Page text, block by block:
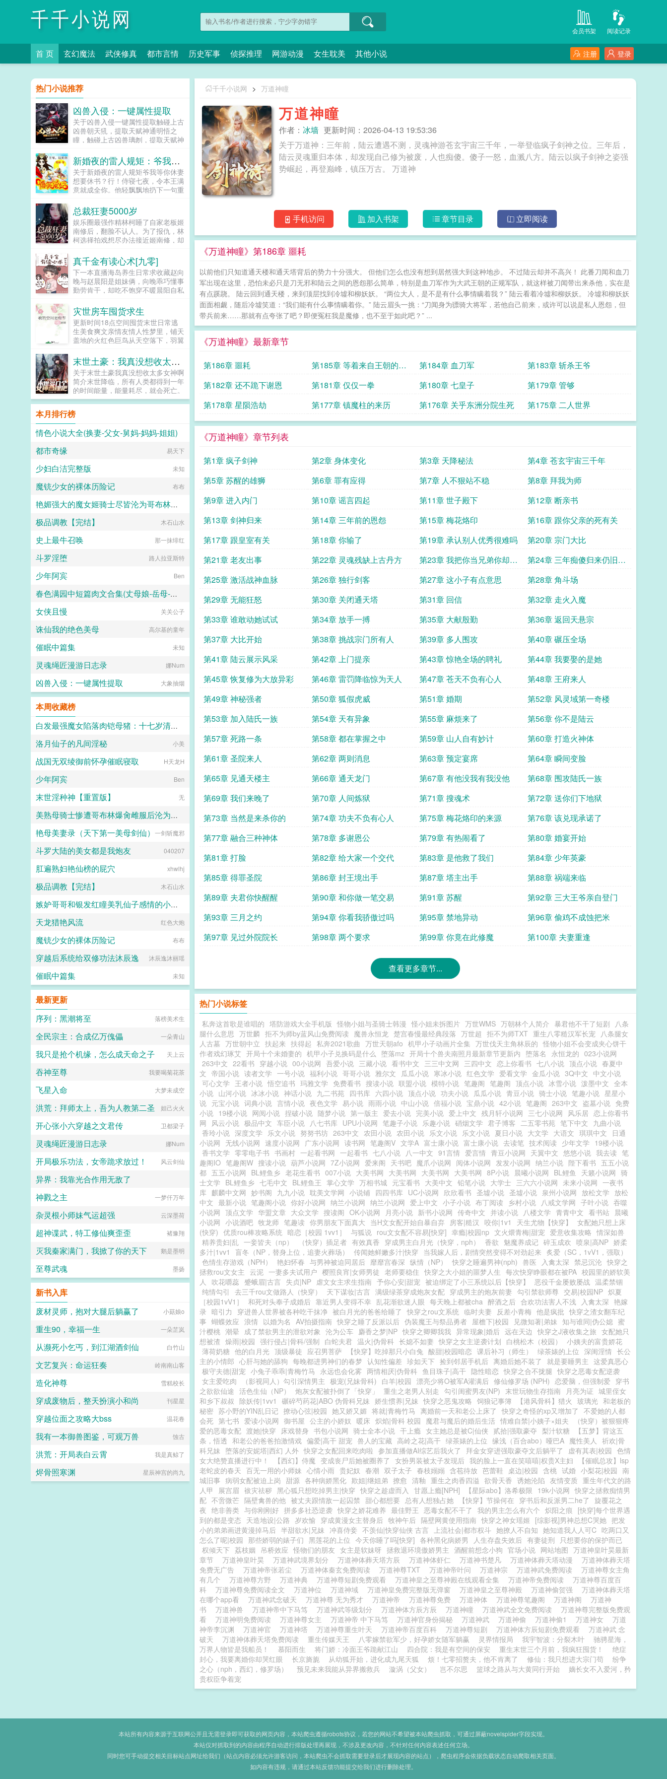
千千小说网 阅读记录
会员书架
首 页 玄幻魔法 武侠修真 都市言情 历史军事 侦探推理 网游动漫 女生耽美 其他小说 登录
注册
千千小说网 > 万道神瞳
万道神瞳
作者： 冰墙 更新时间：2026-04-13 19:53:36
关于万道神：三年前，陆云遭遇不测，灵魂神游苍玄宇宙三千年，一举登临疯子剑神之位。三年后，
陆云灵魂重归本体，却发现自己修为被废，人也痴傻。傻子一怒，血溅八方。陆云以疯子剑神之姿强
势崛起，再登巅峰，镇压万古。 万道神
手机访问 加入书架 章节目录 立即阅读
《万道神瞳》第186章 噩耗
以前他们只知道通天楼和通天塔背后的势力十分强大。 但他们怎么也没有想到居然强大到这种地步。 不过陆云却并不高兴！ 此番刀闻和血刀
军出现在这里，恐怕未必只是刀无邪和陆云之间的恩怨那么简单，特别是血刀军作为大武王朝的正规军队，就这样被刀闻带出来杀他，实在是
有点蹊跷。 陆云回到通天楼，来到顶层找到冷墟和柳妖妖。 “两位大人，是不是有什么事情瞒着我？” 陆云看着冷墟和柳妖妖。 冷墟和柳妖妖
面面相觑，随后冷墟笑道：“我们能有什么事情瞒着你。” 陆云眉头一挑：“刀闻身为骠骑大将军，若他自己前来，或许可以说是私人恩怨，但
带兵前来……那就有点夸张了吧？即便冤枉我是魔修，也不至于如此吧？” ...
《万道神瞳》最新章节
第186章 噩耗
第185章 等着来自王朝的怒
火
第184章 血刀军
第183章 斩杀王爷
第182章 还不跪下谢恩
第181章 仅仅一拳 第180章 七皇子
第179章 管够
第178章 星陨浩劫
第177章 镇魔柱的来历 第176章 关乎东洲分院生死 第175章 二人世界
《万道神瞳》章节列表
第1章 疯子剑神 第2章 身体变化 第3章 天降秘法
第4章 苍玄宇宙三千年
第5章 苏醒的雄狮
第6章 罪有应得 第7章 人不狠站不稳
第8章 拜我为师
第9章 进入内门
第10章 谣言四起 第11章 世子殿下
第12章 断亲书
第13章 剑神归来
第14章 三年前的恩怨 第15章 梅花烙印
第16章 跟你父亲的死有关
第17章 跟皇室有关
第18章 你输了 第19章 承认别人优秀很难吗
第20章 宗门大比
第21章 老友出事
第22章 灵魂残缺上古丹方
第23章 我把你当兄弟你却要
做我的师爷
第24章 三年痴傻归来仍旧是
烈阳
第25章 激活战神血脉 第26章 独行剑客 第27章 这小子有点意思
第28章 角斗场
第29章 无能狂怒
第30章 关闭通天塔 第31章 回信
第32章 走火入魔
第33章 谁敢动她试试
第34章 放手一搏 第35章 大献殷勤
第36章 返回天悬宗
第37章 大比开始
第38章 挑战宗门所有人 第39章 多人围攻
第40章 碾压全场
第41章 陆云展示风采
第42章 上门提亲 第43章 惊艳全场的聘礼
第44章 我要娶的是她
第45章 恢复修为大放异彩
第46章 雷罚降临惊为天人 第47章 苍天不负有心人
第48章 王府来人
第49章 神秘强者
第50章 狐假虎威 第51章 婚期
第52章 风灵域第一奇楼
第53章 加入陆氏一族
第54章 天有异象 第55章 麻烦来了
第56章 你不是陆云
第57章 死路一条
第58章 都在掌握之中 第59章 山人自有妙计
第60章 打造火神体
第61章 圣院来人
第62章 两则消息 第63章 预定宴席
第64章 瞬间变脸
第65章 见通天楼主
第66章 通天龙门 第67章 有他没我有我没他
第68章 围攻陆氏一族
第69章 我们来晚了
第70章 人间炼狱 第71章 搜魂术
第72章 送你们下地狱
第73章 当然是来杀你的
第74章 功夫不负有心人 第75章 梅花烙印的来源
第76章 该兑现承诺了
第77章 融合三种神体
第78章 多谢恩公 第79章 有热闹看了
第80章 婚宴开始
第81章 打脸
第82章 给大家一个交代 第83章 是他救了我们
第84章 少年英豪
第85章 得罪圣院
第86章 封王境出手 第87章 塔主出手
第88章 祸端来临
第89章 夫君你快醒醒
第90章 和你做一笔交易 第91章 苏醒
第92章 三大王爷亲自登门
第93章 三月之约
第94章 你看我骄傲过吗 第95章 禁地异动
第96章 偷鸡不成蚀把米
第97章 见过外院院长
第98章 两个要求 第99章 你竟在此修魔 第100章 夫妻重逢
查看更多章节...
热门小说标签
私奔这首歌是谁唱的 塔防游戏大全手机版 怪物小姐与圣骑士韩漫 怪小姐未拆图片 万世WMS 万朝林个人简介 暴君他不干了短剧
八条
腿什么意思 万世麟 拒不为师by蓝风山免费阅读 魔兽永恒龙 楚宫春慢最经典段落 万世超 拒不为师TXT 重生八零糙汉军长宠 八条腿女
人古墓 万世朝中立 扶起来 扶得起 私奔2021歌曲 万世天朝afo 机甲小子动画片全集 万世伐天主角林辰的 怪物小姐不会变成夹心饼干
作者戏幻琢艾 开局十个未婚妻的 机甲小子兑换码是什么 堕落mz 开局十个兽夫南照月最新章节更新内 堕落名 永恒龙的 023小说网
263中文 22看书 穿越小说 00小说网 吾爱小说 三藏小说 看书中文 三三中文网 三四中文 恋上你看书 七八小说 顶点小说 春夏中
文 帝国小说 读者文学 一号小说 福利小说 哥哥小说 雅尔文 瓜瓜小说 寒冰小说 红色文学 爱看文学 金瓜小说 3Q中文 中文小说
可心文学 王者小说 悟空追书 玛雅文学 免费看书 搜读小说 联盟小说 模特小说 笔趣阁 笔趣阁 顶点小说 冰雪小说 泼墨中文 全本
小说 山河小说 冰冰小说 神话小说 九二书苑 四书库 六四小说 顶点小说 功夫小说 瓜瓜小说 青豆小说 骑士小说 笔趣小说 星星小
说 元宝小说 词典小说 言情小说 夜色文学 易小说 雨雨小说 中山小说 倍福小说 宝鼎小说 42小说 笔趣阁 263中文 盗墓小说 免费
小说 19楼小说 网阅小说 捏破小说 随梦小说 第一版主 爱去小说 完美小说 爱上中文 残月轩小说网 三七小说网 风乐居 恋上你看书
网
风云小说 极品中文 车臣小说 八七书库 UPU小说网 笔趣子小说 乐趣小说 硝烟文学 君子博客 二五零书苑 笔下中文 九曲小说
香玲小说 深度文学 乐文小说 努努书坊 263中文 农田小说 农田小说 乐文小说 乐文小说 夏日小说 大文学 大语文 琪琪中文
日通
小说网 无线小说网 速度小说网 广东小说网 读书网 笔趣阁V 文学A 富士康小说 富士康小说 去读笔 技术阅读 少年文学 19楼小说
香书文学 零零电子书 书画村 一起看书网 一起看书 七八小说 八一中文 91言情 爱言情 青豆小说网 天翼中文 悠悠小说 我去读 笔
趣阁IO 笔趣阁W 搜读小说 葫芦小说网 7Z小说网 爱来阁 天书吧 魔爪小说网 阅体小说网 发发小说网 纳兰小说 陛下看书 五五小说
都 五五小说网 BL鲤鱼乡 老花生看书 007小说 大美书网 大美书网 大美书网 大美书网 8P小说 晨曦小说网 BL鲤鱼 天籁小说网 骑
士文学 BL鲤鱼乡 七毛中文 BL鲤鱼王 掌心文学 万相书城 元宝看书 大美中文 铅笔小说 大学士 三六六小说网 未来小说网 一夜书
库 麒麟中文网 妙书阁 九九小说 耽美文学网 小说铺 四四书库 UC小说网 欣欣看书 圣墟小说 圣墟小说 泉州小说网 放松文学 放松
中文 最新小说 笔趣阁小说 你好小说网 纳兰小说网 纳兰小说网 爱上中文 小子小说 布丁阅读 乡村小说 八戒文学网 子叶小说 吞噬
小说网 顶点文学 华盟文章 大众文学 搜读阁 OK小说网 月亮小说 新书小说网 传奇中文 并读小说 八楼文学 青青中文 看书站 晨曦
小说网 小说酒吧 牧龙师 笔趣读 你男朋友下面真大 当H文女配开始自暴自弃 房客|糙汉 咬你|1v1 天生尤物【快穿】
女配她只想上床
(快穿) 优质rou棒攻略系统 暗恋［校园 1vv1］ 与狐说 rou文女配不容易[快穿] 幸瘾|校园np 文火煨青梅|甜宠 爱意收集攻略 情深如兽
精养贵妇|乱 一妾皆夫（np） （快穿）插足者 有效真香 穿成男主白月光（快穿，nph） 香欲 魅魔养成记 碎玉成欢 喷泉|高NP 娇柔
多汁|1vv1
盲冬（NP，替身上位，追妻火葬场） 传闻她鲜嫩多汁|快穿 当我嫁人后，剧情突然变得不对劲起来 炙爱（SC，1vV1，强取）
色情生存游戏（NPH）
艳妇怀春 与男神被迫同居后 靡靡宫春深 纵情（NP） 快穿之睡遍男神(nph) 兽医 入禽太深 禁忌沉沦 快穿之
拯救rou文女主 云泥 一妻多夫试用户 樱照良宵|女师男徒 老师要稳住 快穿之大小姐的噩梦人生 每次快穿睁眼都在被PA 校园里的娇软美
人
吹花嚼蕊 蹙蛾眉|古言 失贞|NP 虐文女主求生指南 予你心安|甜宠 被迫绑定了小三系统以后【快穿】 恶役千金屡败屡战 温柔禁锢
纯情勾引
去三千rou文做路人（快穿） 天下谋妆|古言 满级绿茶穿成炮灰女配 穿成男主的炮灰前妻 勾引禁欲师尊 交易|校园NP 炽夏
［校园1vV1］
和死对头奉子成婚后 靠近男人变得不幸 乱花渐欲迷人眼 每天晚上都被cha 醉酒之后 合欢功法害人不浅 入禽太深 艳嫁
录 暗引力 穿进兽人世界被各种吃干抹净 被白月光的爸爸给睡了 快穿之rou文系统 临时夫妻 反差小青梅 他是疯批 快穿之渣女翻车纪
事 蝴蝶效应 浪情 以婚为名 AV拍摄指南 快穿之睡了反派以后 伪装魔王与祭品勇者 屋檐下|校园 见微知著|弟妹 知与谁同|伪公媳 蜜
汁樱桃 潮晕 成了禁欲男主的泄欲对象 沦为公车 麝香之梦|NP 快穿之卿卿我我 异常现象|婚后 远在天边 快穿之J液收集之旅 女配她只
想被渣 燥雨|校园 强行侵占|骨科/强制 白蛇夫君 温火|伪骨科 长媳不如妻 快穿之女主逆袭计划 白桃松木（校园）
小姨夫的富贵娇花
薄荷奶糖 他的白月光 顶级暴徒 应召男菩萨 【快穿】吃掉那只小白兔 酸甜|校园暗恋 课后补习（师生） 绿茶婊的上位 深闺淫情 长公
主的小情郎 心肝与她的舔狗 每晚都进男神们的春梦 认知性偏差 珍如天下 捡到邻居手机后 离婚后她不装了 就是要睡男主 这爱真恶心
极守夫德|甜宠 小兔子乖乖|青梅竹马 永远也会化雾 两情相厌|伪骨科 鱼目珠子|高干 隐性暗恋 快穿之合不拢腿 快穿之恶毒女配逆袭
女主爱吃肉
（影视同人）勾引深情男主 极宠(兄妹骨科) 白羊|校园 漂亮少将O被军A灌满后 修仙修罗场 (NPH) 恋爱脑，但强制爱 穿书
之欲欲仙途 活色生仙（NP） 炮灰女配被扑倒了「快穿」 重生之老男人别走 勾引闺蜜男友(NP) 末世玩物生存指南 月亮为证 城里侄女
和乡下叔叔 除妖传|1vv1 碾碎芍药花|ABO 伪骨科兄妹 娇生惯养|兄妹 快穿之恶鬼攻略 饲狼记事簿 【港风骨科】猎火 玻璃光 和老板的
秘密 苏小野的YIN乱日记 撩动心弦|校园 她又娇又媚 将就|青梅竹马 离婚前一天和老公上床了 快穿之奇怪的xp又增加了 不爱她的人都
会死 第七书 爱读小说网 御书屋 公主的小娇奴 暖床 炽焰|骨科 校园 魔君与魔后的婚后生活 情难自禁|小姨子×姐夫
（快穿）被狠狠疼
爱的恶毒女配 渡她|快穿 床戏替身 书包小说网 骑士全本小说 干上瘾 女主她总是被C|仙侠 贰拾|强取豪夺 梨汁软糖
【五梦】背这五
条，悟透 和老公的爸爸拍激情戏 偏爱|高干 甜宠 兽人的宝藏 高岭之花|高干 绿茶婊的上位 缘浅（百合abo）哑巴A 魔性美人 祈欢|骨
科兄妹 堕落的安妮塔|西幻 人外 快穿之女配回来吃肉啦 参加直播做AI综艺后我火了 拜金女穿进强取豪夺文后躺平了 虚有其表|校园 色情
女大绝赞直播进行中！
【西幻】侍魔 变成丧尸后她被圈养了 女扮男装被太子发现后 我的脸上一直在笑嘻嘻|权贵X主妇
【催眠总攻】lsp
老蛇皮的春天 百无一用的小师妹 心情小雨 贵妃奴 春潮 双子太子 春枝嫋嫋 含苞待放 芭蕾鞋 桌边|校园 含桃 试婚 小梨花|校园 南
城旧事 病弱女配被迫上岗 甜源 各种病娇黑化 欺姐|继姐弟 撩愈 清釉 重生之肉香四溢 欲骨天香 诱她沦陷 友情变质 重生年代文的路
人甲
展宫眉 袚灾祛秽 黑心狐只想吃掉男主|快穿 快穿之趁虚而入 甘愿上瘾[NPH] 【星际abo】洛希极限 19k小说网 快穿之拯救痴情男
配 不啻微芒 隔壁禽兽的他 被丈夫跟情敌一起囚禁 甜心都想要 总有人想独占她 【快穿】节操何在 穿书后和反派男二he了 旋覆花之
夜 绝非善类 与你刚刚好 拼多多社恐逆袭 快穿之娇花难养 最佳野王 恶毒女配不干了 我的男主怎么有六个 炽阳之痕 [快穿]每个世界遇
到的都是变态 天造地设|公路 岁欢愉 穿成黄漫女主替身后 牧神午后 隔壁网黄使用指南 快穿之神女瑶姬 [综影视]男神总想C哭她 把发
小的弟弟画进黄漫掉马后 半甜欲水|兄妹 冲喜侍妾 不羡仙|快穿仙侠 古言 上流社会|都市权斗 她撩人不自知 她知道我人人可C 吃两口又
怎么了呢|校园 那些娇弱的婊子们 黑莲花的上位 今天你睡了吗[快穿] 各种黑化病娇男 人生存盘失效后 有妻徒刑
只想要你的保护而已
权倾天下 荔枝姻 吊桥效应 怪物们的朋友 女主是软妹呀 拯救退环境傲娇男主 酒醒前想念小狗 官场小说 网站地图 万道神皇叶昊最新
章节
万道神皇叶昊 万道神武境界划分 万道神体葬天塔方辰 万道神体虾仁 万道神书楚凡 万道神体葬天塔动漫
万道神体葬天塔
免费无广告
万道神帝张若尘 万道神体秦玄免费阅读 万道神尊TXT 万道神帝叶问 万道神宗 万道神武免费阅读
万道神尊女主角
有几个
万道神尊方野 万道神典 万道神尊短剧免费观看 万道神皇之至尊神殿在线观看全集 万道神帝免费阅读
万道神尊百度百
科
万道神尊免费阅读全文 万道神位 万道神域 万道神皇免费完整版无弹窗 万道神皇之至尊神殿 万道神偷贺强
万道神体葬天塔
在哪个app看
万道神武念破天 万道神尊 无为秀才 万道神帝 万道神尊免费 万道神体 万道神尊笔趣阁 万道神阁
万道神
书
万道神兽 万道神帝中下马笃 万道神武等级划分 万道神体方辰方辰 万道神瞳 万道神武全文免费阅读
万道神尊完整版免费观
看
万道神明免费阅读 万道神尊女主 万道神帝 中下马笃 万道神官身份揭秘 万道神武 万道神偷 万道神偷1 万道神女
万道
神帝李沉渊
万道神官 万道神塔 万道神尊重生叶天 万道神帝百度百科 万道神尊短剧 万道神体方辰短剧免费观看
万道神武 念
破天
万道神体葬天塔免费阅读 重生传媒天王 八零嫁禁欲军少，好孕娇女随军躺赢 灵界情报局 我宇智波：分裂木叶
驰骋星海，
万界人物皆是我船员！
慕阳而生 将门娇：冷面王爷跪献江山 四合院：我是有空间的保安 重生末世三个月前，我疯狂囤货！
绝症
封心，我要离婚你却哭红眼
长京旖旎 从幼狐开始，进化成九尾天狐 烦！七零招赘夫，他不肯离了 修仙：我只想进大宗门苟
纷争
之心（nph，西幻，修罗场）
预见未来我能从异界搬救兵 漩涡（父女） 岂不尔思 篮球之路从与大黄同行开始
嫡长女不入爱河，矜
贵权臣争着宠
热门小说推荐
凶兽入侵：一键属性提取
关于凶兽入侵一键属性提取触碰上古
凶兽朝天犼，提取天赋神通明悟之
瞳，触碰上古凶兽璃刎，提取天赋神
取天赋神通虚妄之眼，触碰太虚古
龙，提取10000气血值，提取10000
淬体属性，提取天赋神通瞬移，动用
明悟之瞳，破译上古锻体功法，获得
猛虎天罡拳熔炼金身流云风影。苏义
获得提取系统，凡是触碰到生物，都
可以提取相关能力。从此，遇妖杀
妖，遇魔斩魔，成就至强者！...
新婚夜的雷人规矩：爷我等你休妻
关于新婚夜的雷人规矩爷我等你休妻
想要休书？行！侍寝七夜，令本王满
意就成全你。他轻飘飘地扔下一句重
一咬牙，点头了。于是，锁门，落
窗。七日七夜完事后，她爬不起来却
伸出小手问要休书，不料，本王不满
意，下一个七夜再谈轻松宠文...
总裁狂妻5000岁
娱乐圈最强作精林柯睡了自家老板姬
南修后，翻脸不认人。为了报仇，林
柯选择拍戏想尽办法接近姬南修，却
又刚又杠作遍娱乐圈，仗着一身本事
收获一圈女粉。姬南修一点点爱上这
个作天作地的女人后，却发现她居然
追着他的敌人跑了！林柯，这辈子你
休想逃出我的手掌心！...
真千金有读心术[九零]
下一本直播海岛养生日常求收藏赵向
晚与赵晨阳是姐妹俩，向晚乖巧懂事
勤劳肯干，却吃不饱穿不暖晨阳自私
里人都摇头造孽哦，这么偏心！意外
被雷劈，赵向晚有了读心...
灾世房车囤货求生
更新时间18点空间囤货末世日常逃
生美食爽文亲情友情人性梦里，铺天
盖地的火红色巨鸟从天空落下，羽翼
界。僵硬可怖的走尸从建筑废墟里涌
出黄色飞沙弥漫了整片天空...
末世土豪：我真没想收太多女神啊
关于末世土豪我真没想收太多女神啊
简介末世降临，所有人类都得到一年
的时间能量，能量耗尽，就会死亡。
并且还要遭受丧尸病毒和寒流暴风雨
地震海啸台风大洪水火山干旱等各种
天灾的爆锤！意外重生的萧扬，回到
了末世来临的前10天，前世的空间
异能也随之而来。于是，他开始疯狂
好了，请您验收！萧公子，您的奔驰
少，您的末世版豪华游艇到港了，请
送达仓库，请您注意接收！萝卜白
本月排行榜
情色小说大全(换妻-父女-舅妈-妈妈-姐姐)
乡村小说网
都市奇缘 易天下
少妇白洁完整版 未知
魔铳少女的裸体历险记 布布
艳媚强大的魔女姬骑士尽皆沦为哥布林肉畜??爆乳肥臀雌汁四溅的淫乱终末狂欢
梦雨南兮
极品调教【完结】 木石山水
史上最牛召唤 那一抹绯红
斗罗淫堕 路人拉亚斯特
少年阿宾 Ben
春色满园中短篇肉文合集(丈母娘-岳母-妈妈-嫂嫂-乱伦)
夕曦
女侠且慢 关关公子
诛仙我的绝色美母 高尔基的童年
催眠中篇集 未知
灵魂绳匠漫游日志录 娜Num
凶兽入侵：一键属性提取 大象抽烟
本周收藏榜
白发最强魔女陷落肉铠母猪：十七岁清冷孤高处女被兽人开发成肉便器九号并成为鸡巴套肉
煌星铃天闪
洛月仙子的凡间淫秘 小美
战国无双绫御前怀孕催眠寝取 H天龙H
少年阿宾 Ben
末世淫种神【重置版】 无
美熟母骑士惨遭哥布林爆肏雌服后沦为泄欲肉畜
sarasu
艳母美妻录（天下第一美母剑仙） 一剑斩魔邪
斗罗大陆的美女都是我炮友 040207
肛遍熟妇艳仙榜的屁穴 xhwlhj
极品调教【完结】 木石山水
嫉妒哥哥和银发红瞳美乳仙子感情的小萝仙私配秘药自服堕落自慰喷潮，夜袭亲哥哥乱伦交
沙德木刻
天龙猎艳风流 红色大炮
魔铳少女的裸体历险记 布布
穿越后系统给双修功法沐辰逸 沐辰逸沐丽瑶
催眠中篇集 未知
最新更新
序列：黑潮将至
落榜美术生
全民宗主：合成亿万傀儡 一朵青山
我只是抢个机缘，怎么成天命之子 天上云
吞神至尊 我要喝菊花茶
飞星入命 大梦未成空
洪荒：拜师太上，吾为人教第二圣 妲己火火
开心张小六穿越之文君传 卫都梁子
灵魂绳匠漫游日志录 娜Num
开局极乐功法，女帝跪求放过！ 风云剑仙
异界：我靠光合作用无敌了
不爱吃拌苦瓜的秦命浑
神戮之主 一梦仟万年
杂灵根小师妹气运超强 云深墨荷
超神谍武，特工修仙爽歪歪 褚豫翔
灭我秦家满门，我掀了你的天下 鹅是墨明
至尊武魂 墨扬
新书入库
废材灵师，抱对大腿后躺赢了
小菇娘o
重生90，幸福一生 一朵芷岚
从濒死小乞丐，到江湖酒剑仙 白竹山
文艺复兴：命运狂奏 岭南南山客
造化神尊 雪糕校长
穿成废物后，整天扮演小和尚 刊星星
穿越位面之攻略大bss 温花卷
我有一本御兽图鉴，可观万兽 蚀古
洪荒：开局表白云霄 我是真鲸了
烬骨照寒渊 星辰神宫的尚九
本站所有内容来源于互联网公开且无需登录即可获取的网页内容，本站爬虫遵循robots协议，若您的网站不希望被本站爬虫抓取，可通过屏蔽novelspider字段实现。
本站仅对抓取到的内容由程序自动进行排版处理再展现，不涉及更改内容，不针对任何内容表述任何立场。
同时您可手动提交相关目标站点网址给我们（站点内容必须允许游客访问，本站爬虫不会抓取需要登录后才展现内容的站点），爬虫程序会依据负载状态自动爬取相关页面。
如内容有违规，请通过本站反馈功能提交给我们进行删除处理。